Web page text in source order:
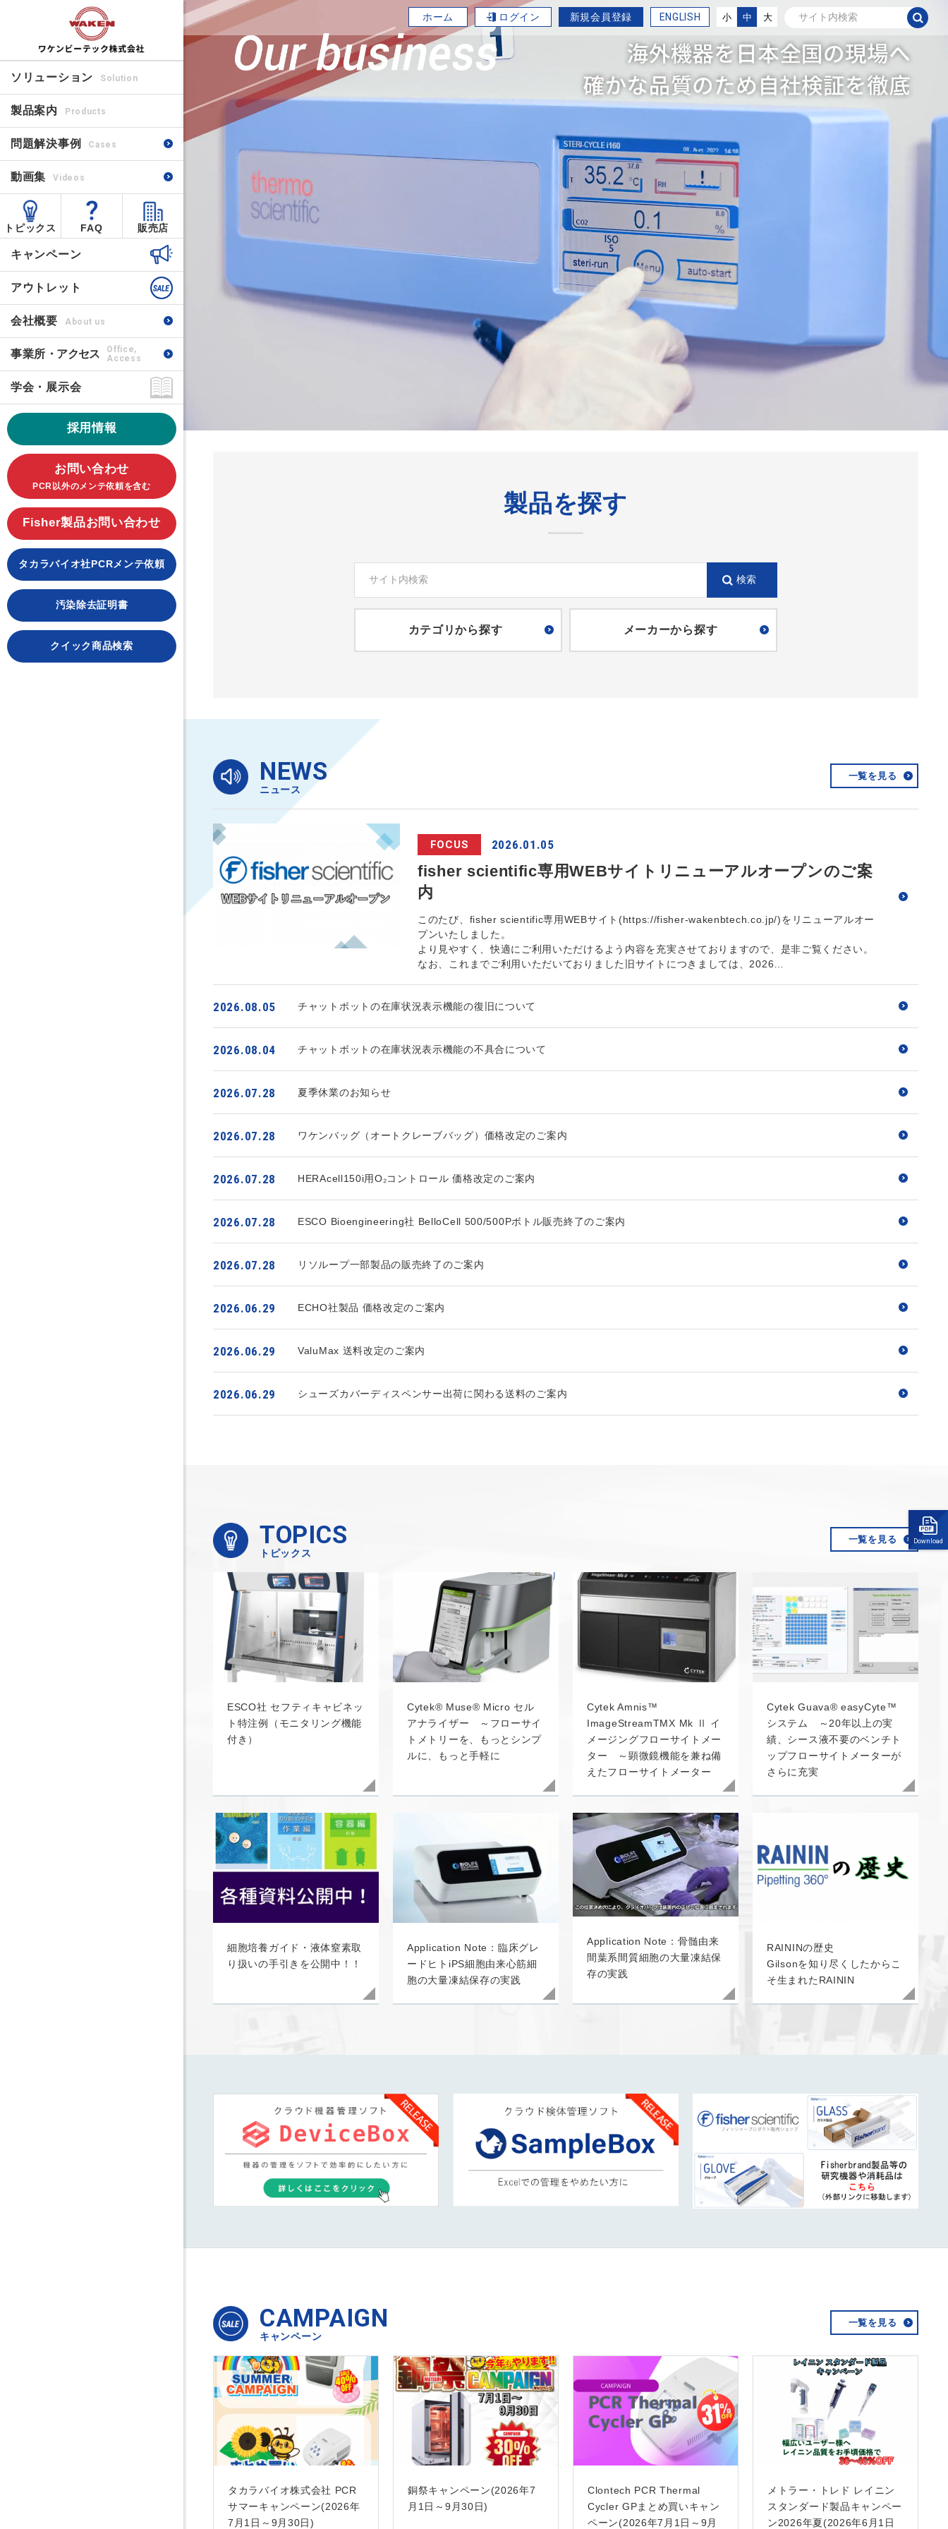
小 中 大
ENGLISH
ログイン 新規会員登録
ホーム
ソリューション Solution
製品案内 Products
問題解決事例 Cases
動画集 Videos
トピックス FAQ 販売店
キャンペーン
アウトレット
会社概要 About us
事業所 ・アクセス
Office,
Access
学会・展示会
採用情報
お問い合わせ
PCR以外のメンテ依頼を含む
Fisher製品お問い合わせ
タカラバイオ社PCRメンテ依頼
汚染除去証明書
クイック商品検索
製品を探す
カテゴリから探す メーカーから探す
NEWS
ニュース
一覧を見る
FOCUS 2026.01.05
fisher scientific専用WEBサイトリニューアルオープンのご案
内
このたび、fisher scientific専用WEBサイト(https://fisher-wakenbtech.co.jp/)をリニューアルオー
プンいたしました。
より見やすく、快適にご利用いただけるよう内容を充実させておりますので、是非ご覧ください。
なお、これまでご利用いただいておりました旧サイトにつきましては、2026…
2026.08.05 チャットボットの在庫状況表示機能の復旧について
2026.08.04 チャットボットの在庫状況表示機能の不具合について
2026.07.28 夏季休業のお知らせ
2026.07.28 ワケンバッグ（オートクレーブバッグ）価格改定のご案内
2026.07.28 HERAcell150i用O₂コントロール 価格改定のご案内
2026.07.28 ESCO Bioengineering社 BelloCell 500/500Pボトル販売終了のご案内
2026.07.28 リソループ一部製品の販売終了のご案内
2026.06.29 ECHO社製品 価格改定のご案内
2026.06.29 ValuMax 送料改定のご案内
2026.06.29 シューズカバーディスペンサー出荷に関わる送料のご案内
TOPICS
トピックス
一覧を見る
ESCO社 セフティキャビネッ
ト特注例（モニタリング機能
付き）
Cytek® Muse® Micro セル
アナライザー ～フローサイ
トメトリーを、もっとシンプ
ルに、もっと手軽に
Cytek Amnis™
ImageStreamTMX Mk Ⅱ イ
メージングフローサイトメー
ター ～顕微鏡機能を兼ね備
えたフローサイトメーター
Cytek Guava® easyCyte™
システム ～20年以上の実
績、シース液不要のベンチト
ップフローサイトメーターが
さらに充実
細胞培養ガイド・液体窒素取
り扱いの手引きを公開中！！
Application Note：臨床グレ
ードヒトiPS細胞由来心筋細
胞の大量凍結保存の実践
Application Note：骨髄由来
間葉系間質細胞の大量凍結保
存の実践
RAININの歴史
Gilsonを知り尽くしたからこ
そ生まれたRAININ
CAMPAIGN
キャンペーン
一覧を見る
タカラバイオ株式会社 PCR
サマーキャンペーン(2026年
7月1日～9月30日)
銅祭キャンペーン(2026年7
月1日～9月30日)
Clontech PCR Thermal
Cycler GPまとめ買いキャン
ペーン(2026年7月1日～9月
メトラー・トレド レイニン
スタンダード製品キャンペー
ン2026年夏(2026年6月1日
Download